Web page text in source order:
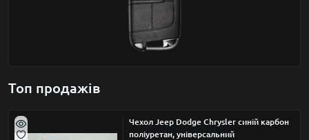
Топ продажів
Чехол Jeep Dodge Chrysler синій карбон
поліуретан, універсальний